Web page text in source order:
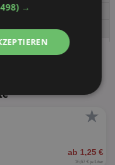
★
ab 1,25 €
16,67 € je Liter
→
Performance